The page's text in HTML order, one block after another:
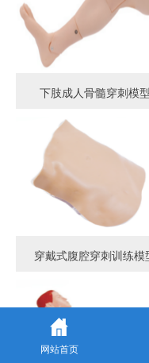
下肢成人骨髓穿刺模型
穿戴式腹腔穿刺训练模
网站首页